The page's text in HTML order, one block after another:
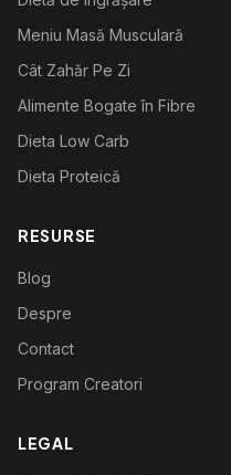
Meniu Masă Musculară
Cât Zahăr Pe Zi
Alimente Bogate în Fibre
Dieta Low Carb
Dieta Proteică
RESURSE
Blog
Despre
Contact
Program Creatori
LEGAL